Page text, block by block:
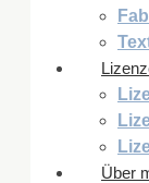
Über